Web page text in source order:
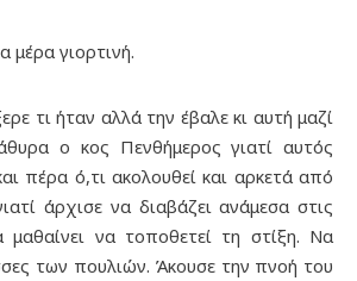
μέρα γιορτινή.
τι ήταν αλλά την έβαλε κι αυτή μαζί
ο κος Πενθήμερος γιατί αυτός
πέρα ό,τι ακολουθεί και αρκετά από
άρχισε να διαβάζει ανάμεσα στις
μαθαίνει να τοποθετεί τη στίξη. Να
των πουλιών. Άκουσε την πνοή του